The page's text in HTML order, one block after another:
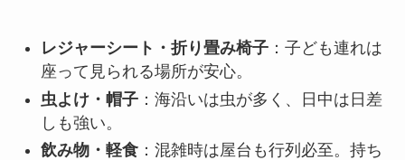
レジャーシート・折り畳み椅子：子ども連れは
座って見られる場所が安心。
虫よけ・帽子：海沿いは虫が多く、日中は日差
しも強い。
飲み物・軽食：混雑時は屋台も行列必至。持ち